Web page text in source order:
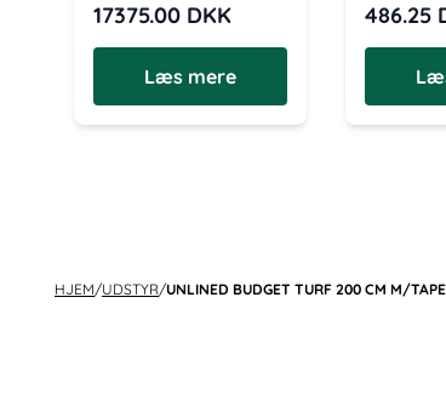
17375.00 DKK
Læs mere
486.25
HJEM/UDSTYR/UNLINED BUDGET TURF 200 CM M/